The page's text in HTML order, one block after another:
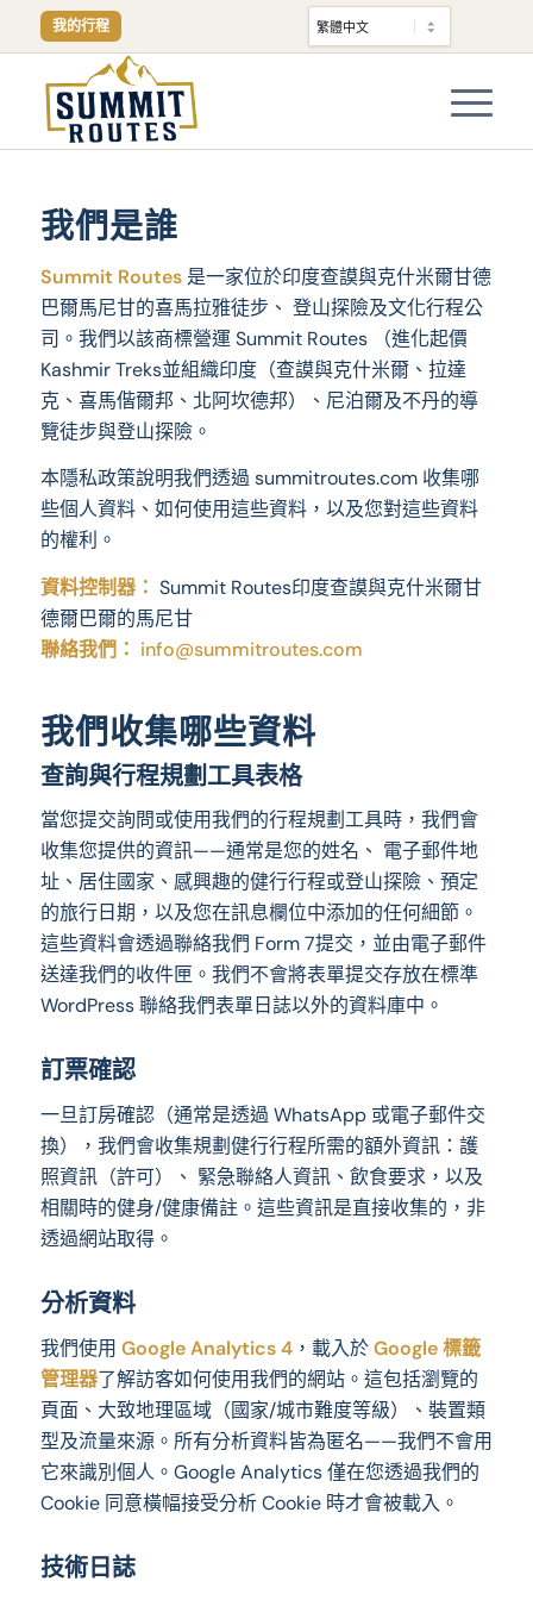
我的行程
我們是誰
Summit Routes是一家位於印度查謨與克什米爾甘德
巴爾馬尼甘的喜馬拉雅徒步、 登山探險及文化行程公
司。我們以該商標營運 Summit Routes （進化起價
Kashmir Treks並組織印度（查謨與克什米爾、拉達
克、喜馬偕爾邦、北阿坎德邦）、尼泊爾及不丹的導
覽徒步與登山探險。
本隱私政策說明我們透過 summitroutes.com 收集哪
些個人資料、如何使用這些資料，以及您對這些資料
的權利。
資料控制器： Summit Routes印度查謨與克什米爾甘
德爾巴爾的馬尼甘
聯絡我們： info@summitroutes.com
我們收集哪些資料
查詢與行程規劃工具表格
當您提交詢問或使用我們的行程規劃工具時，我們會
收集您提供的資訊——通常是您的姓名、 電子郵件地
址、居住國家、感興趣的健行行程或登山探險、預定
的旅行日期，以及您在訊息欄位中添加的任何細節。
這些資料會透過聯絡我們 Form 7提交，並由電子郵件
送達我們的收件匣。我們不會將表單提交存放在標準
WordPress 聯絡我們表單日誌以外的資料庫中。
訂票確認
一旦訂房確認（通常是透過 WhatsApp 或電子郵件交
換），我們會收集規劃健行行程所需的額外資訊：護
照資訊（許可）、 緊急聯絡人資訊、飲食要求，以及
相關時的健身/健康備註。這些資訊是直接收集的，非
透過網站取得。
分析資料
我們使用 Google Analytics 4，載入於Google 標籤
管理器了解訪客如何使用我們的網站。這包括瀏覽的
頁面、大致地理區域（國家/城市難度等級）、裝置類
型及流量來源。所有分析資料皆為匿名——我們不會用
它來識別個人。Google Analytics 僅在您透過我們的
Cookie 同意橫幅接受分析 Cookie 時才會被載入。
技術日誌